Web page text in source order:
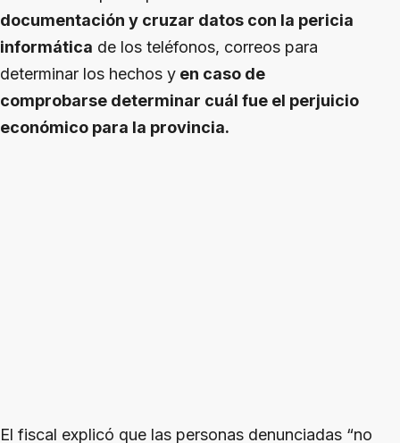
documentación y cruzar datos con la pericia
informática de los teléfonos, correos para
determinar los hechos y en caso de
comprobarse determinar cuál fue el perjuicio
económico para la provincia.
El fiscal explicó que las personas denunciadas “no